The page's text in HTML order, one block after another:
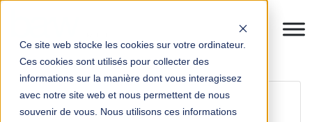
Ce site web stocke les cookies sur votre ordinateur.
Ces cookies sont utilisés pour collecter des
informations sur la manière dont vous interagissez
avec notre site web et nous permettent de nous
souvenir de vous. Nous utilisons ces informations
achats